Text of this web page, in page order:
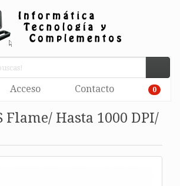
Acceso Contacto 0
Flame/ Hasta 1000 DPI/